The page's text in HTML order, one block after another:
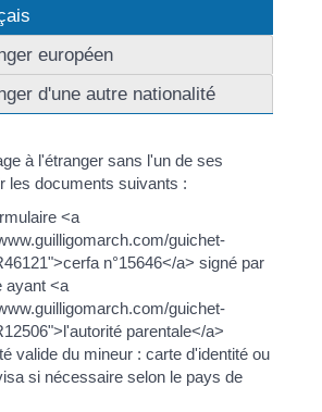
européen
d'une autre nationalité
à l'étranger sans l'un de ses
les documents suivants :
<a
guichet-
n°15646</a> signé par
ayant <a
guichet-
parentale</a>
valide du mineur : carte d'identité ou
si nécessaire selon le pays de